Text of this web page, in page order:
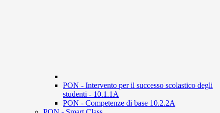
PON - Intervento per il successo scolastico degli
studenti - 10.1.1A
PON - Competenze di base 10.2.2A